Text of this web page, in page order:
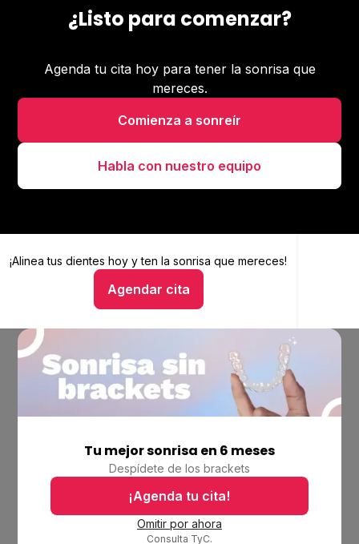
¿Listo para comenzar?
Agenda tu cita hoy para tener la sonrisa que
mereces.
Comienza a sonreír
Habla con nuestro equipo
¡Alinea tus dientes hoy yten la sonrisa que mereces!
Agendar cita
Alinea tus dientes hoy y ten la sonrisa que mereces
Hablar con un asesor
Tu mejor sonrisa en 6 meses
Despídete de los brackets
¡Agenda tu cita!
Omitir por ahora
Consulta TyC.